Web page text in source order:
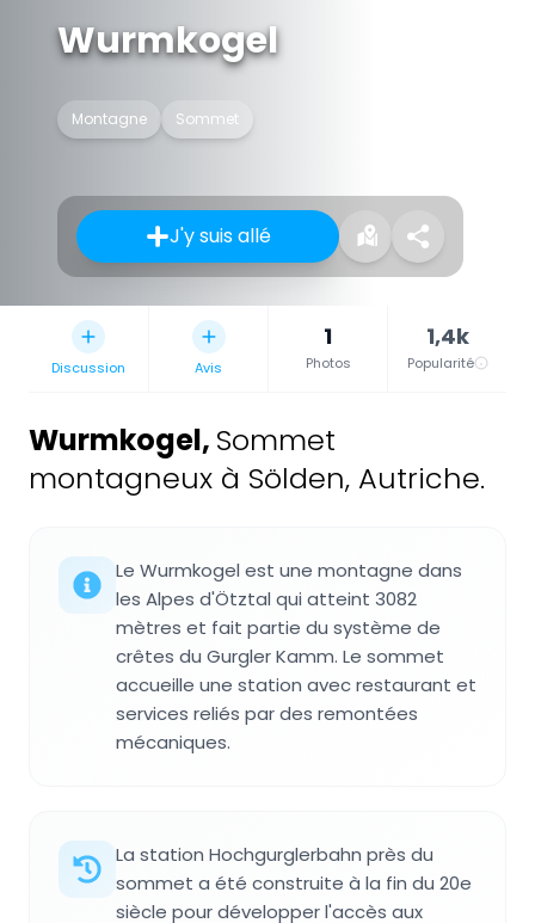
Wurmkogel
Montagne Sommet
J'y suis allé
Discussion Avis
1
Photos
1,4k
Popularité
Wurmkogel, Sommet
montagneux à Sölden, Autriche.
Le Wurmkogel est une montagne dans
les Alpes d'Ötztal qui atteint 3082
mètres et fait partie du système de
crêtes du Gurgler Kamm. Le sommet
accueille une station avec restaurant et
services reliés par des remontées
mécaniques.
La station Hochgurglerbahn près du
sommet a été construite à la fin du 20e
siècle pour développer l'accès aux